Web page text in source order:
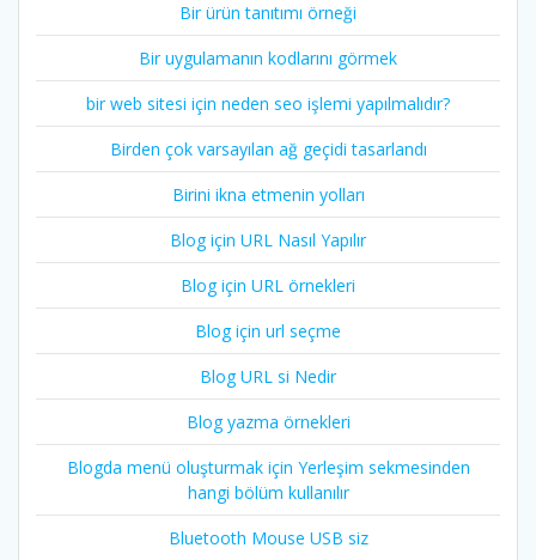
Bir ürün tanıtımı örneği
Bir uygulamanın kodlarını görmek
bir web sitesi için neden seo işlemi yapılmalıdır?
Birden çok varsayılan ağ geçidi tasarlandı
Birini ikna etmenin yolları
Blog için URL Nasıl Yapılır
Blog için URL örnekleri
Blog için url seçme
Blog URL si Nedir
Blog yazma örnekleri
Blogda menü oluşturmak için Yerleşim sekmesinden
hangi bölüm kullanılır
Bluetooth Mouse USB siz